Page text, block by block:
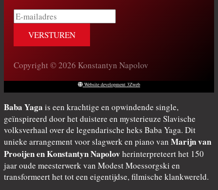
E-
mailadres
Copyright © 2026 Konstantyn Napolov
Website development 3Zweb
Baba Yaga is een krachtige en opwindende single,
geïnspireerd door het duistere en mysterieuze Slavische
volksverhaal over de legendarische heks Baba Yaga. Dit
unieke arrangement voor slagwerk en piano van Marijn van
Prooijen en Konstantyn Napolov herinterpreteert het 150
jaar oude meesterwerk van Modest Moessorgski en
transformeert het tot een eigentijdse, filmische klankwereld.